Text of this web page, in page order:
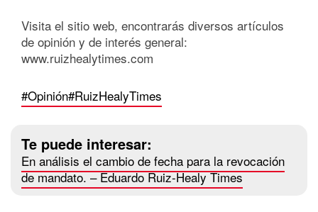
Visita el sitio web, encontrarás diversos artículos
de opinión y de interés general:
www.ruizhealytimes.com
#Opinión#RuizHealyTimes
Te puede interesar:
En análisis el cambio de fecha para la revocación
de mandato. – Eduardo Ruiz-Healy Times